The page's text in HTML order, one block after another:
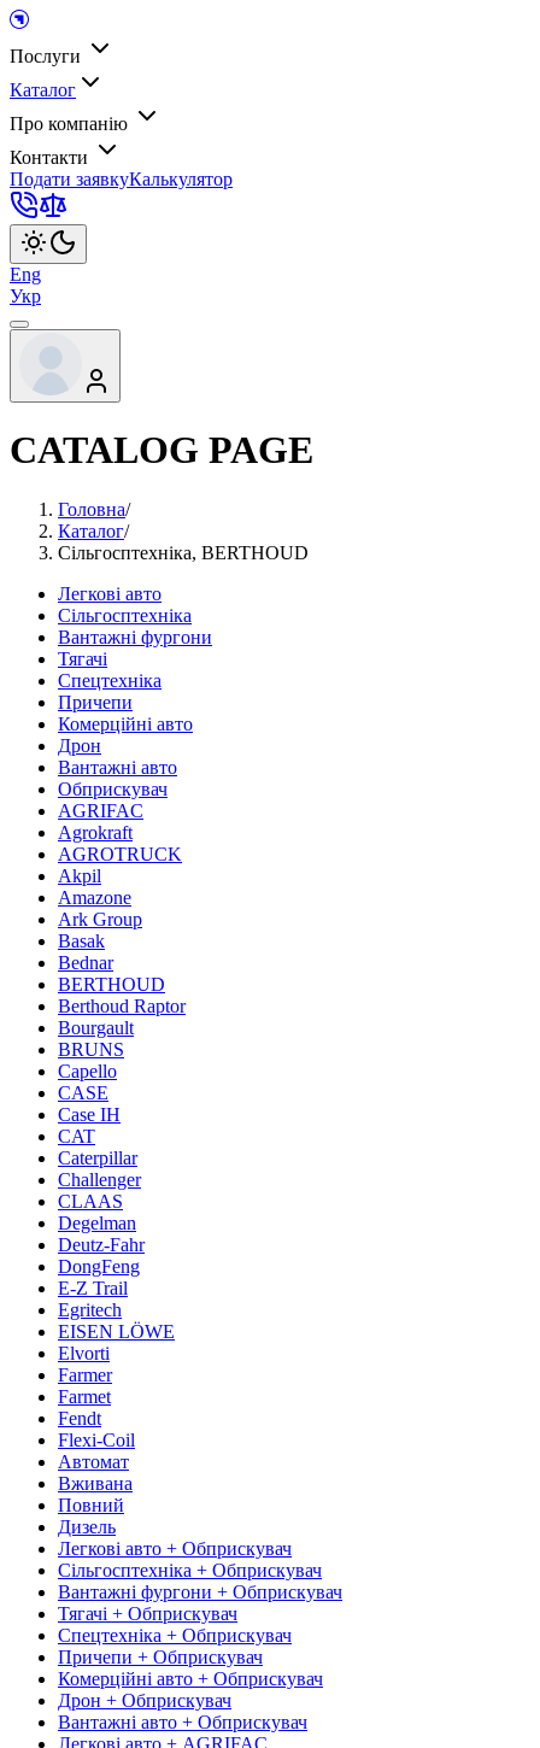
Послуги
Каталог
Про компанію
Контакти
Подати заявкуКалькулятор
Eng
Укр
CATALOG PAGE
Головна/
Каталог/
Сільгосптехніка, BERTHOUD
Легкові авто
Сільгосптехніка
Вантажні фургони
Тягачі
Спецтехніка
Причепи
Комерційні авто
Дрон
Вантажні авто
Обприскувач
AGRIFAC
Agrokraft
AGROTRUCK
Akpil
Amazone
Ark Group
Basak
Bednar
BERTHOUD
Berthoud Raptor
Bourgault
BRUNS
Capello
CASE
Case IH
CAT
Caterpillar
Challenger
CLAAS
Degelman
Deutz-Fahr
DongFeng
E-Z Trail
Egritech
EISEN LÖWE
Elvorti
Farmer
Farmet
Fendt
Flexi-Coil
Автомат
Вживана
Повний
Дизель
Легкові авто + Обприскувач
Сільгосптехніка + Обприскувач
Вантажні фургони + Обприскувач
Тягачі + Обприскувач
Спецтехніка + Обприскувач
Причепи + Обприскувач
Комерційні авто + Обприскувач
Дрон + Обприскувач
Вантажні авто + Обприскувач
Легкові авто + AGRIFAC